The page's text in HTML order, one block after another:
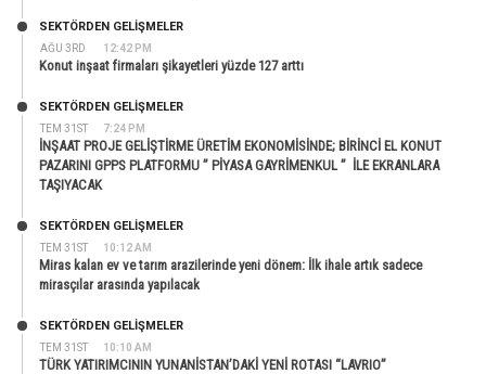
AĞU 3RD 12:42 PM
SEKTÖRDEN GELIŞMELER
Konut inşaat firmaları şikayetleri yüzde 127 arttı
TEM 31ST 7:24 PM
SEKTÖRDEN GELIŞMELER
İNŞAAT PROJE GELİŞTİRME ÜRETİM EKONOMİSİNDE; BİRİNCİ EL KONUT
PAZARINI GPPS PLATFORMU ” PİYASA GAYRİMENKUL ” İLE EKRANLARA
TAŞIYACAK
TEM 31ST 10:12 AM
SEKTÖRDEN GELIŞMELER
Miras kalan ev ve tarım arazilerinde yeni dönem: İlk ihale artık sadece
mirasçılar arasında yapılacak
TEM 31ST 10:10 AM
SEKTÖRDEN GELIŞMELER
TÜRK YATIRIMCININ YUNANİSTAN’DAKİ YENİ ROTASI “LAVRIO”